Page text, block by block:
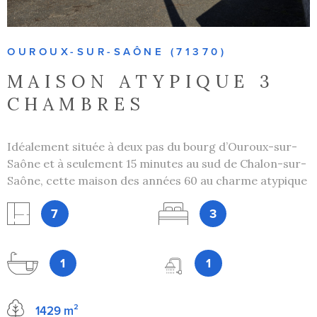
OUROUX-SUR-SAÔNE (71370)
MAISON ATYPIQUE 3
CHAMBRES
Idéalement située à deux pas du bourg d’Ouroux-sur-
Saône et à seulement 15 minutes au sud de Chalon-sur-
Saône, cette maison des années 60 au charme atypique
saura séduire les amateurs d’espaces et de projets. Dès
l’entrée, vous découvrez une atmosphère chaleureuse
avec un coin cuisine ouvert sur la salle à manger
agrémentée d’un insert bois, parfait pour des moments
conviviaux. Le vaste séjour, baigné de lumière, s’ouvre
store banne, idéale pour profiter des beaux jours. Une
7 3
1 1
1429 m²